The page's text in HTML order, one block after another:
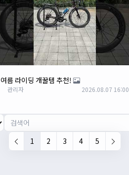
여름 라이딩 개꿀템 추천!
관리자 2026.08.07 16:00
1
2 3 4 5